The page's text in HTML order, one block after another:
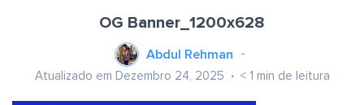
OG Banner_1200x628
Abdul Rehman
Atualizado em Dezembro 24, 2025 < 1 min de leitura